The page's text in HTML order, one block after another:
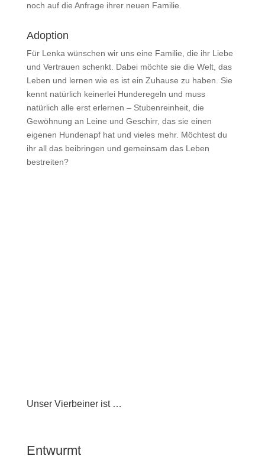
noch auf die Anfrage ihrer neuen Familie.
Adoption
Für Lenka wünschen wir uns eine Familie, die ihr Liebe
und Vertrauen schenkt. Dabei möchte sie die Welt, das
Leben und lernen wie es ist ein Zuhause zu haben. Sie
kennt natürlich keinerlei Hunderegeln und muss
natürlich alle erst erlernen – Stubenreinheit, die
Gewöhnung an Leine und Geschirr, das sie einen
eigenen Hundenapf hat und vieles mehr. Möchtest du
ihr all das beibringen und gemeinsam das Leben
bestreiten?
Unser Vierbeiner ist …
Entwurmt